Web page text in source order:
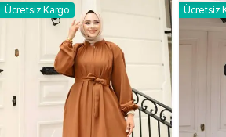
Ücretsiz Kargo Ücretsiz